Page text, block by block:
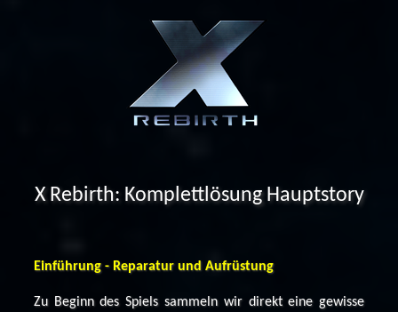
X Rebirth: Komplettlösung Hauptstory
Einführung - Reparatur und Aufrüstung
Zu Beginn des Spiels sammeln wir direkt eine gewisse